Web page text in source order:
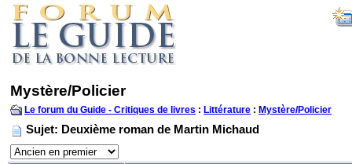
Mystère/Policier
Le forum du Guide - Critiques de livres : Littérature : Mystère/Policier
Sujet: Deuxième roman de Martin Michaud